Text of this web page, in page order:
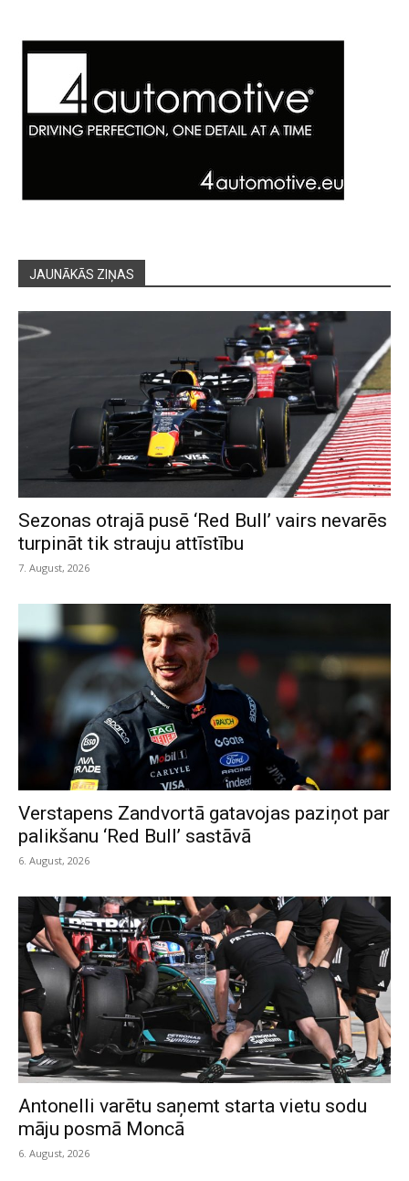
JAUNĀKĀS ZIŅAS
Sezonas otrajā pusē ‘Red Bull’ vairs nevarēs
turpināt tik strauju attīstību
7. August, 2026
Verstapens Zandvortā gatavojas paziņot par
palikšanu ‘Red Bull’ sastāvā
6. August, 2026
Antonelli varētu saņemt starta vietu sodu
māju posmā Moncā
6. August, 2026